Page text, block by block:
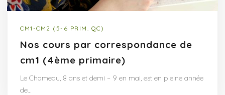
CM1-CM2 (5-6 PRIM. QC)
Nos cours par correspondance de
cm1 (4ème primaire)
Le Chameau, 8 ans et demi – 9 en mai, est en pleine année
de…